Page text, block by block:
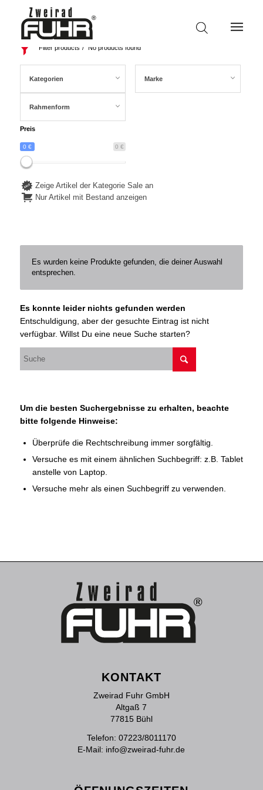
Filter products No products found
Kategorien Marke
Rahmenform
Preis
0 €
0 €
Zeige Artikel der Kategorie Sale an
Nur Artikel mit Bestand anzeigen
Es wurden keine Produkte gefunden, die deiner Auswahl
entsprechen.
Es konnte leider nichts gefunden werden
Entschuldigung, aber der gesuchte Eintrag ist nicht
verfügbar. Willst Du eine neue Suche starten?
Um die besten Suchergebnisse zu erhalten, beachte
bitte folgende Hinweise:
Überprüfe die Rechtschreibung immer sorgfältig.
Versuche es mit einem ähnlichen Suchbegriff: z.B. Tablet
anstelle von Laptop.
Versuche mehr als einen Suchbegriff zu verwenden.
KONTAKT
Zweirad Fuhr GmbH
Altgaß 7
77815 Bühl
Telefon: 07223/8011170
E-Mail: info@zweirad-fuhr.de